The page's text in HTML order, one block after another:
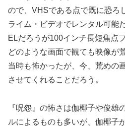
ので、VHSである点で既に恐ろ
ライム・ビデオでレンタル可能
ELだろうが100インチ長短焦点
どのような画面で観ても映像が
当時も怖かったが、今、荒めの
させてくれることだろう。
『呪怨』の怖さは伽椰子や俊雄
ルによるものも多いが、伽椰子